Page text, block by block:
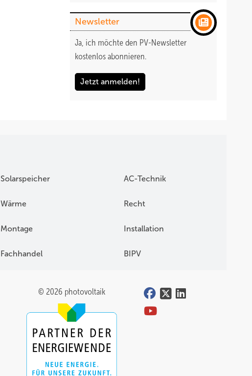
Newsletter
Ja, ich möchte den PV-Newsletter
kostenlos abonnieren.
Jetzt anmelden!
Solarspeicher AC-Technik
Wärme Recht
Montage Installation
Fachhandel BIPV
© 2026 photovoltaik